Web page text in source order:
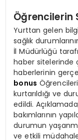
Öğrencilerin
Yurttan gelen
sağlık
İl Müdürlüğü
haber sitelerinde
haberlerinin
bonus
kurtarıldığı ve
edildi.
bakımlarının
durumun
ve etkili